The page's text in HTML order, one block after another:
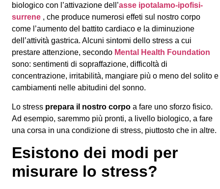
biologico con l’attivazione dell’asse ipotalamo-ipofisi-
surrene , che produce numerosi effeti sul nostro corpo
come l’aumento del battito cardiaco e la diminuzione
dell’attività gastrica. Alcuni sintomi dello stress a cui
prestare attenzione, secondo Mental Health Foundation
sono: sentimenti di sopraffazione, difficoltà di
concentrazione, irritabilità, mangiare più o meno del solito e
cambiamenti nelle abitudini del sonno.
Lo stress prepara il nostro corpo a fare uno sforzo fisico.
Ad esempio, saremmo più pronti, a livello biologico, a fare
una corsa in una condizione di stress, piuttosto che in altre.
Esistono dei modi per
misurare lo stress?